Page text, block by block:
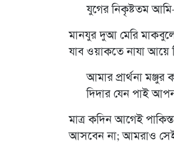
যুগের নিকৃষ্টতম
মানযুর দুআ মেরি
যাব ওয়াকতে নাযা আয়ে
আমার প্রার্থনা
দিদার যেন পাই
মাত্র কদিন আগেই
আসবেন না; আমরাও সেই